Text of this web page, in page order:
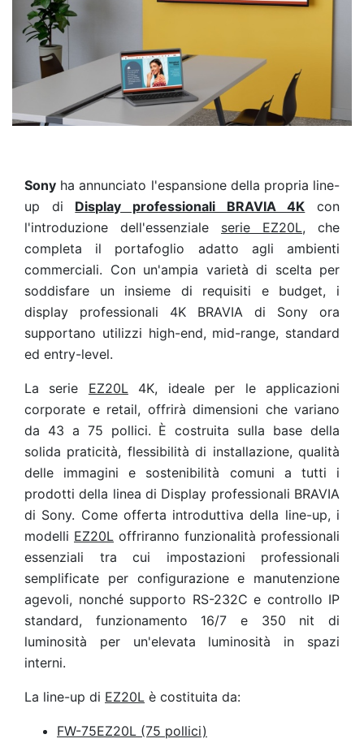
Sony ha annunciato l'espansione della propria line-
up di Display professionali BRAVIA 4K con
l'introduzione dell'essenziale serie EZ20L, che
completa il portafoglio adatto agli ambienti
commerciali. Con un'ampia varietà di scelta per
soddisfare un insieme di requisiti e budget, i
display professionali 4K BRAVIA di Sony ora
supportano utilizzi high-end, mid-range, standard
ed entry-level.
La serie EZ20L4K, ideale per le applicazioni
corporate e retail, offrirà dimensioni che variano
da 43 a 75 pollici. È costruita sulla base della
solida praticità, flessibilità di installazione, qualità
delle immagini e sostenibilità comuni a tutti i
prodotti della linea di Display professionali BRAVIA
di Sony. Come offerta introduttiva della line-up, i
modelli EZ20L offriranno funzionalità professionali
essenziali tra cui impostazioni professionali
semplificate per configurazione e manutenzione
agevoli, nonché supporto RS-232C e controllo IP
standard, funzionamento 16/7 e 350 nit di
luminosità per un'elevata luminosità in spazi
interni.
La line-up di EZ20L è costituita da:
FW-75EZ20L (75 pollici)